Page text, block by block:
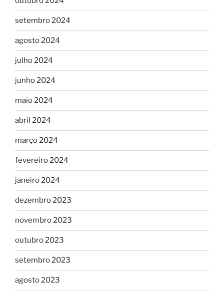
setembro 2024
agosto 2024
julho 2024
junho 2024
maio 2024
abril 2024
março 2024
fevereiro 2024
janeiro 2024
dezembro 2023
novembro 2023
outubro 2023
setembro 2023
agosto 2023